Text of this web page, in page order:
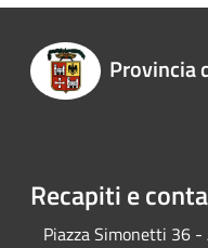
Provincia
Recapiti e
Piazza Simonetti 36 -